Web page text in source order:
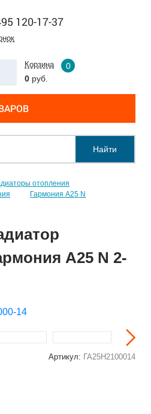
120-17-37
Корзина
0
0 руб.
Найти
отопления
Гармония А25 N
А25 N 2-
Артикул: ГА25Н2100014